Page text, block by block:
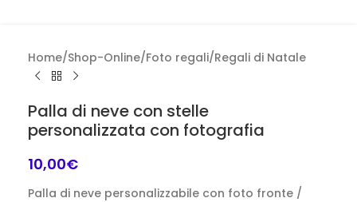
Home/Shop-Online/Foto regali/Regali di Natale
Palla di neve con stelle
personalizzata con fotografia
10,00€
Palla di neve personalizzabile con foto fronte /